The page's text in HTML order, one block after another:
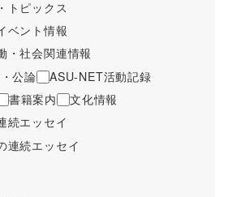
トピックス
ベント情報
・社会関連情報
公論
ASU-NET活動記録
書籍案内
文化情報
続エッセイ
連続エッセイ